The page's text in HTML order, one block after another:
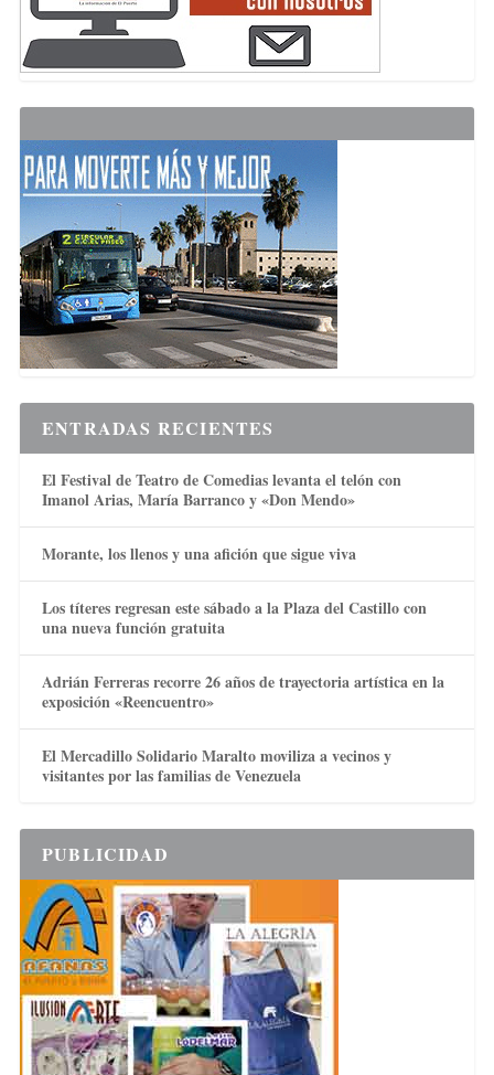
ENTRADAS RECIENTES
El Festival de Teatro de Comedias levanta el telón con
Imanol Arias, María Barranco y «Don Mendo»
Morante, los llenos y una afición que sigue viva
Los títeres regresan este sábado a la Plaza del Castillo con
una nueva función gratuita
Adrián Ferreras recorre 26 años de trayectoria artística en la
exposición «Reencuentro»
El Mercadillo Solidario Maralto moviliza a vecinos y
visitantes por las familias de Venezuela
PUBLICIDAD